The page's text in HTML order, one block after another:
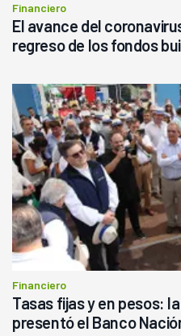
Financiero
El avance del
regreso de los fondos
Financiero
Tasas fijas y en pesos:
presentó el Banco